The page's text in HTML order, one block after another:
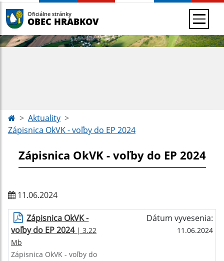
Oficiálne stránky
OBEC HRABKOV
Aktuality
Zápisnica OkVK - voľby do EP 2024
Zápisnica OkVK - voľby do EP 2024
11.06.2024
Zápisnica OkVK -
voľby do EP 2024| 3.22
Mb
Dátum vyvesenia:
11.06.2024
Zápisnica OkVK - voľby do